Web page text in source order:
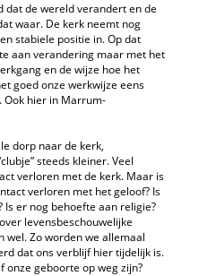
dat de wereld verandert en de
waar. De kerk neemt nog
stabiele positie in. Op dat
aan verandering maar met het
en de wijze hoe het
goed onze werkwijze eens
Ook hier in Marrum-
dorp naar de kerk,
steeds kleiner. Veel
verloren met de kerk. Maar is
verloren met het geloof? Is
Is er nog behoefte aan religie?
levensbeschouwelijke
wel. Zo worden we allemaal
dat ons verblijf hier tijdelijk is.
onze geboorte op weg zijn?